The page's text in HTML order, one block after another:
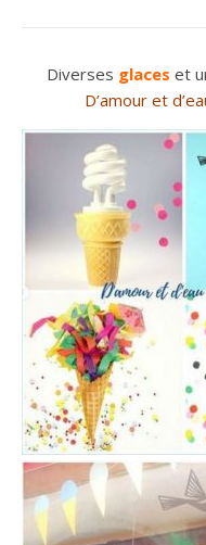
Diverses glaces et
D’amour et